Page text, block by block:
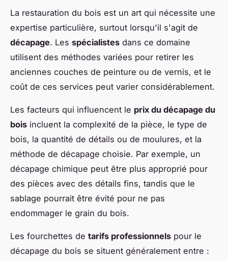
La restauration du bois est un art qui nécessite une
expertise particulière, surtout lorsqu'il s'agit de
décapage. Les spécialistes dans ce domaine
utilisent des méthodes variées pour retirer les
anciennes couches de peinture ou de vernis, et le
coût de ces services peut varier considérablement.
Les facteurs qui influencent le prix du décapage du
bois incluent la complexité de la pièce, le type de
bois, la quantité de détails ou de moulures, et la
méthode de décapage choisie. Par exemple, un
décapage chimique peut être plus approprié pour
des pièces avec des détails fins, tandis que le
sablage pourrait être évité pour ne pas
endommager le grain du bois.
Les fourchettes de tarifs professionnels pour le
décapage du bois se situent généralement entre :